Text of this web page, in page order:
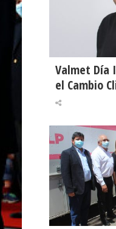
Valmet Día
el Cambio